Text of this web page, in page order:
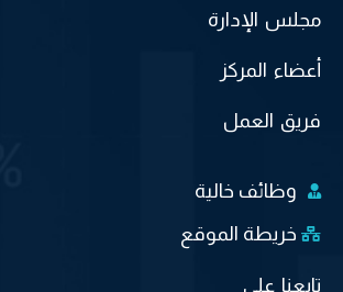
مجلس الإدارة
أعضاء المركز
فريق العمل
وظائف خالية
خريطة الموقع